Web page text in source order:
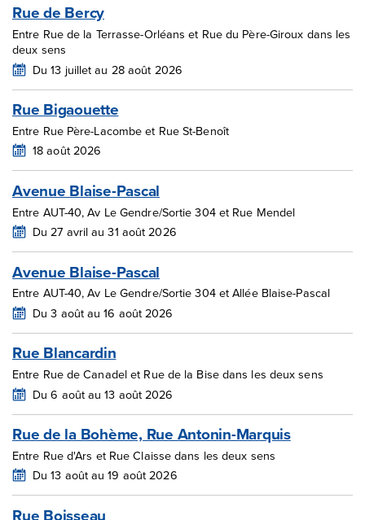
Rue de Bercy
Entre Rue de la Terrasse-Orléans et Rue du Père-Giroux dans les
deux sens
Du 13 juillet au 28 août 2026
Rue Bigaouette
Entre Rue Père-Lacombe et Rue St-Benoît
18 août 2026
Avenue Blaise-Pascal
Entre AUT-40, Av Le Gendre/Sortie 304 et Rue Mendel
Du 27 avril au 31 août 2026
Avenue Blaise-Pascal
Entre AUT-40, Av Le Gendre/Sortie 304 et Allée Blaise-Pascal
Du 3 août au 16 août 2026
Rue Blancardin
Entre Rue de Canadel et Rue de la Bise dans les deux sens
Du 6 août au 13 août 2026
Rue de la Bohème, Rue Antonin-Marquis
Entre Rue d'Ars et Rue Claisse dans les deux sens
Du 13 août au 19 août 2026
Rue Boisseau